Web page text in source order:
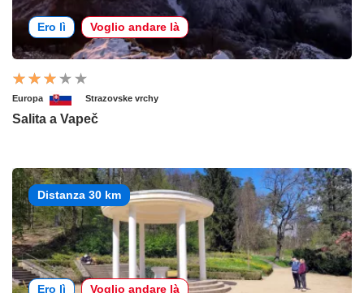
Ero lì Voglio andare là
Europa Strazovske vrchy
Salita a Vapeč
Distanza 30 km
Ero lì Voglio andare là